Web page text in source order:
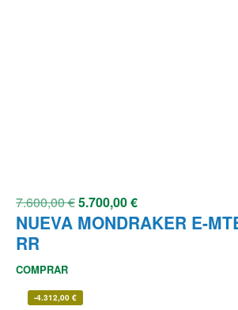
7.600,00€5.700,00€
NUEVA MONDRAKER E-
RR
COMPRAR
-4.312,00 €